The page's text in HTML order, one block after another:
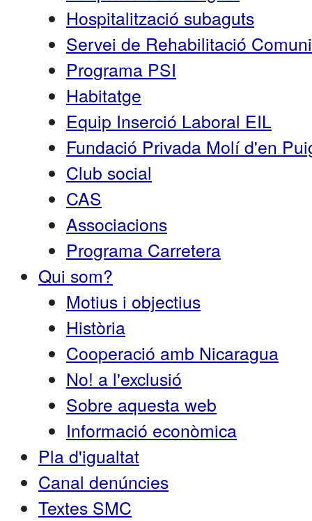
Hospitalització subaguts
Servei de Rehabilitació
Programa PSI
Habitatge
Equip Inserció Laboral EIL
Fundació Privada Molí d'en
Club social
CAS
Associacions
Programa Carretera
Qui som?
Motius i objectius
Història
Cooperació amb Nicaragua
No! a l'exclusió
Sobre aquesta web
Informació econòmica
Pla d'igualtat
Canal denúncies
Textes SMC